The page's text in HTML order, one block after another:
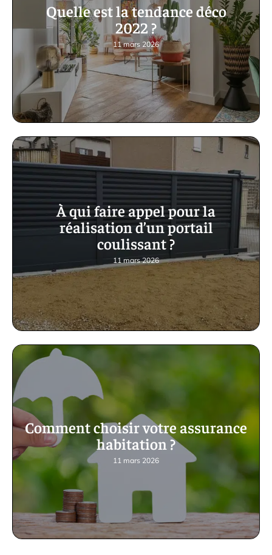
Quelle est la tendance déco
2022 ?
11 mars 2026
À qui faire appel pour la
réalisation d’un portail
coulissant ?
11 mars 2026
Comment choisir votre assurance
habitation ?
11 mars 2026